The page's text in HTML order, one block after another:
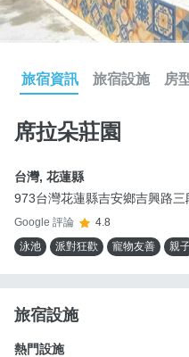
旅宿資訊 旅宿設施 房
席拉朵莊園
台灣, 花蓮縣
973台灣花蓮縣吉安鄉吉興路三
Google 評論
4.8
泳池
派對狂歡 寵物友善 親
旅宿設施
熱門設施